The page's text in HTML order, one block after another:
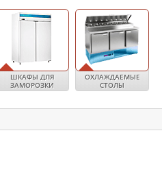
ШКАФЫ ДЛЯ
ЗАМОРОЗКИ
ОХЛАЖДАЕМЫЕ
СТОЛЫ